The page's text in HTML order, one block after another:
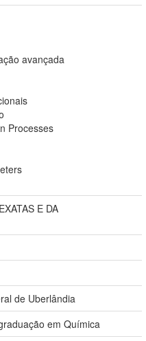
avançada
Processes
E DA
de Uberlândia
em Química